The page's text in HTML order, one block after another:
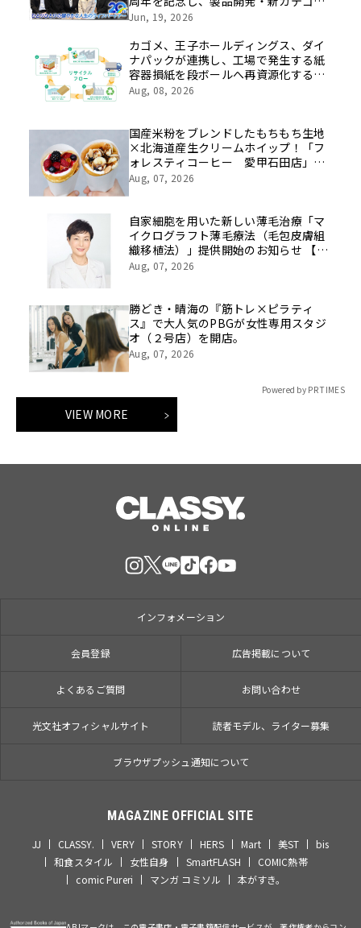
挑戦の舞台や旧社統合時のエピソード
像を公開！
Jun, 19, 2026
カゴメ、王子ホールディングス、ダイ
ナパックが連携し、工場で発生する紙
容器損紙を段ボールへ再資源化する実
証を開始
Aug, 08, 2026
国産米粉をブレンドしたもちもち生地
×北海道産生クリームホイップ！「フ
ォレスティコーヒー 愛甲石田店」に
て、８月１７日（月）からクレープ販
Aug, 07, 2026
自家細胞を用いた新しい薄毛治療「マ
イクログラフト薄毛療法（毛包皮膚組
織移植法）」提供開始のお知らせ 【医
療法人社団 青真会 青山エルクリニ
Aug, 07, 2026
勝どき・晴海の『筋トレ×ピラティ
ス』で大人気のPBGが女性専用スタジ
オ（２号店）を開店。
Aug, 07, 2026
Powered by PR TIMES
VIEW MORE
インフォメーション
会員登録 広告掲載について
よくあるご質問 お問い合わせ
光文社オフィシャルサイト 読者モデル、ライター募集
ブラウザプッシュ通知について
MAGAZINE OFFICIAL SITE
JJ CLASSY. VERY STORY HERS Mart 美ST
bis
和食スタイル
女性自身 SmartFLASH
COMIC熱帯
comic Pureri
マンガ コミソル 本がすき。